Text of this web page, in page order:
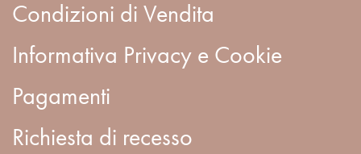
Condizioni di Vendita
Informativa Privacy e Cookie
Pagamenti
Richiesta di recesso